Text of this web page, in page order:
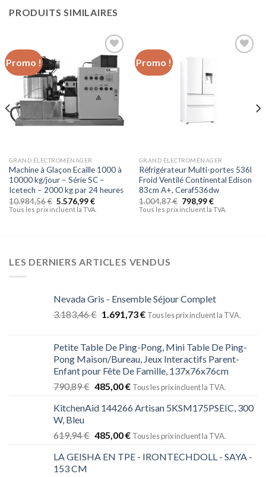
PRODUITS SIMILAIRES
Promo !
Ajouter
à la liste
d’envies
GRAND ÉLECTROMÉNAGER
Machine à Glaçon Ecaille 1000 à
10000 kg/jour – Série SC –
Icetech – 2000 kg par 24 heures
10.984,56€ 5.576,99€
Tous les prix incluent la TVA.
Promo !
GRAND ÉLECTROMÉNAGER
Réfrigérateur Multi-portes 536l
Froid Ventilé Continental Edison
83cm A+, Ceraf536dw
1.004,87€ 798,99€
Tous les prix incluent la TVA.
LES DERNIERS ARTICLES VENDUS
Nevada Gris - Ensemble Séjour Complet
3.183,46€ 1.691,73€ Tous les prix incluent la TVA.
Petite Table De Ping-Pong, Mini Table De Ping-
Pong Maison/Bureau, Jeux Interactifs Parent-
Enfant pour Fête De Famille, 137x76x76cm
790,89€ 485,00€ Tous les prix incluent la TVA.
KitchenAid 144266 Artisan 5KSM175PSEIC, 300
W, Bleu
619,94€ 485,00€ Tous les prix incluent la TVA.
LA GEISHA EN TPE - IRONTECHDOLL - SAYA -
153 CM